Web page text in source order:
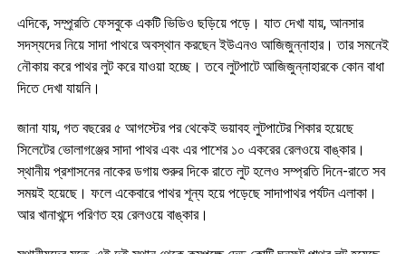
এদিকে, সম্প্র্রতি ফেসবুকে একটি ভিডিও ছড়িয়ে পড়ে। যাত দেখা যায়, আনসার
সদস্যদের নিয়ে সাদা পাথরে অবস্থান করছেন ইউএনও আজিজুন্নাহার। তার সমনেই
নৌকায় করে পাথর লুট করে যাওয়া হচ্ছে। তবে লুটপাটে আজিজুন্নাহারকে কোন বাধা
দিতে দেখা যায়নি।
জানা যায়, গত বছরের ৫ আগস্টের পর থেকেই ভয়াবহ লুটপাটের শিকার হয়েছে
সিলেটের ভোলাগঞ্জের সাদা পাথর এবং এর পাশের ১০ একরের রেলওয়ে বাঙ্কার।
স্থানীয় প্রশাসনের নাকের ডগায় শুরুর দিকে রাতে লুট হলেও সম্প্রতি দিনে-রাতে সব
সময়ই হয়েছে। ফলে একেবারে পাথর শূন্য হয়ে পড়েছে সাদাপাথর পর্যটন এলাকা।
আর খানাখন্দে পরিণত হয় রেলওয়ে বাঙ্কার।